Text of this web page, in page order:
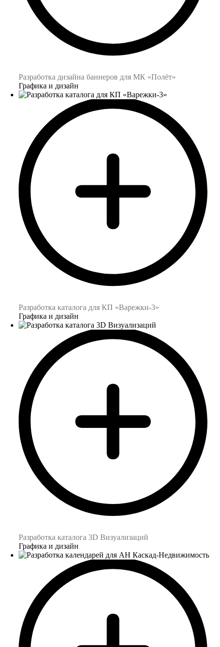
Разработка дизайна баннеров для МК «Полёт»
Графика и дизайн
Разработка каталога для КП «Варежки-3»
Графика и дизайн
Разработка каталога 3D Визуализаций
Графика и дизайн